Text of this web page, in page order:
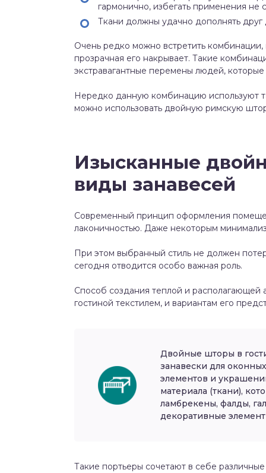
гармонично, избегать применения
Ткани должны удачно дополнять друг
Очень редко можно встретить комбинации,
прозрачная его накрывает. Такие
экстравагантные перемены людей, которые
Нередко данную комбинацию используют
можно использовать двойную римскую
Изысканные
виды занавесей
Современный принцип оформления
лаконичностью. Даже некоторым
При этом выбранный стиль не должен
сегодня отводится особо важная роль.
Способ создания теплой и располагающей
гостиной текстилем, и вариантам его
Двойные шторы в
занавески для
элементов и
материала (ткани),
ламбрекены, фалды,
декоративные
Такие портьеры сочетают в себе